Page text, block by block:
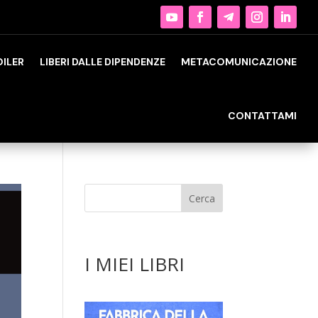
LIBERI DALLE DIPENDENZE METACOMUNICAZIONE
CONTATTAMI
I MIEI LIBRI